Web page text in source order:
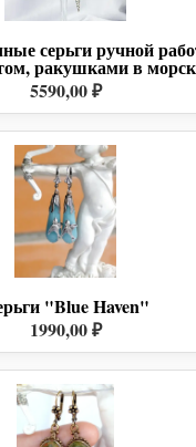
серьги ручной
ракушками в
5590,00 ₽
"Blue Haven"
1990,00 ₽